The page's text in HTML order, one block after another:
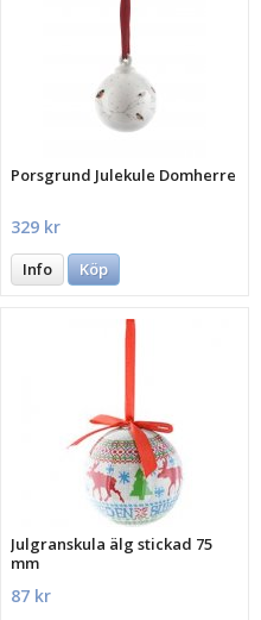
Porsgrund Julekule Domherre
329 kr
Info Köp
Julgranskula älg stickad 75
mm
87 kr